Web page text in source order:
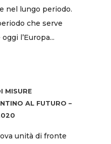
nel lungo periodo.
che serve
l’Europa...
MISURE
AL FUTURO –
unità di fronte